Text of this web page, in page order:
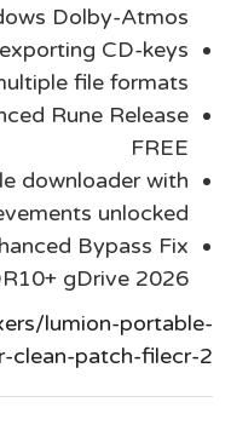
Dolby-Atmos
CD-keys
file formats
Rune Release
FREE
downloader with
unlocked
Bypass Fix
gDrive 2026
lumion-portable-
clean-patch-filecr-2/